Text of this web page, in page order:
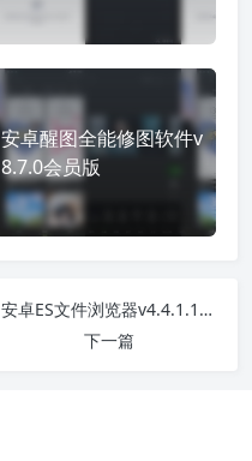
安卓醒图全能修图软件v
8.7.0会员版
安卓ES文件浏览器v4.4.1.13VIP解锁版
下一篇